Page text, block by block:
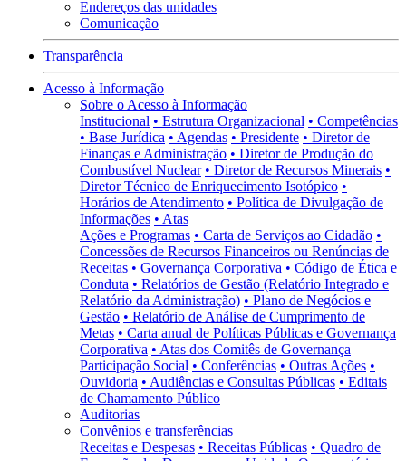
Endereços das unidades
Comunicação
Transparência
Acesso à Informação
Sobre o Acesso à Informação
Institucional • Estrutura Organizacional • Competências
• Base Jurídica • Agendas • Presidente • Diretor de
Finanças e Administração • Diretor de Produção do
Combustível Nuclear • Diretor de Recursos Minerais •
Diretor Técnico de Enriquecimento Isotópico •
Horários de Atendimento • Política de Divulgação de
Informações • Atas
Ações e Programas • Carta de Serviços ao Cidadão •
Concessões de Recursos Financeiros ou Renúncias de
Receitas • Governança Corporativa • Código de Ética e
Conduta • Relatórios de Gestão (Relatório Integrado e
Relatório da Administração) • Plano de Negócios e
Gestão • Relatório de Análise de Cumprimento de
Metas • Carta anual de Políticas Públicas e Governança
Corporativa • Atas dos Comitês de Governança
Participação Social • Conferências • Outras Ações •
Ouvidoria • Audiências e Consultas Públicas • Editais
de Chamamento Público
Auditorias
Convênios e transferências
Receitas e Despesas • Receitas Públicas • Quadro de